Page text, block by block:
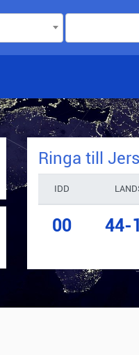
Ringa till
IDD
00 44-